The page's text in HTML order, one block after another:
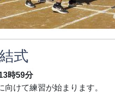
式
時59分
向けて練習が始まります。